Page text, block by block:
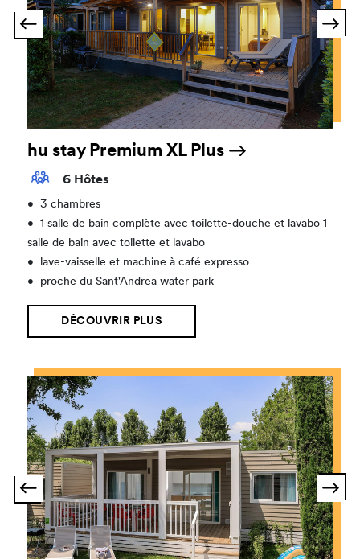
hu stay Premium XL Plus
6 Hôtes
•
3 chambres
•
1 salle de bain complète avec toilette-douche et lavabo 1
salle de bain avec toilette et lavabo
•
lave-vaisselle et machine à café expresso
•
proche du Sant'Andrea water park
DÉCOUVRIR PLUS